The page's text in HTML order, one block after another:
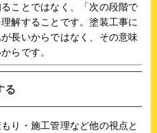
ことではなく、「次の段階で
解することです。塗装工事に
長いからではなく、その意味
らです。
る
り・施工管理など他の視点と